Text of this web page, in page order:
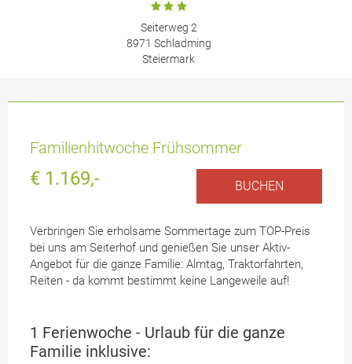
Seiterweg 2
8971 Schladming
Steiermark
Familienhitwoche Frühsommer
€ 1.169,- BUCHEN
Verbringen Sie erholsame Sommertage zum TOP-Preis
bei uns am Seiterhof und genießen Sie unser Aktiv-
Angebot für die ganze Familie: Almtag, Traktorfahrten,
Reiten - da kommt bestimmt keine Langeweile auf!
1 Ferienwoche - Urlaub für die ganze
Familie inklusive: